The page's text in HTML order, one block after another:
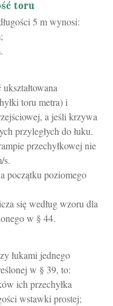
toru
5 m wynosi:
toru metra) i
a jeśli krzywa
przyległych do łuku.
przechyłkowej nie
s.
początku poziomego
się według wzoru dla
w § 44.
łukami jednego
w § 39, to:
ich przechyłka
wstawki prostej;